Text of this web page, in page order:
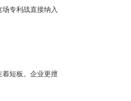
专利战直接纳入
着短板。企业更擅